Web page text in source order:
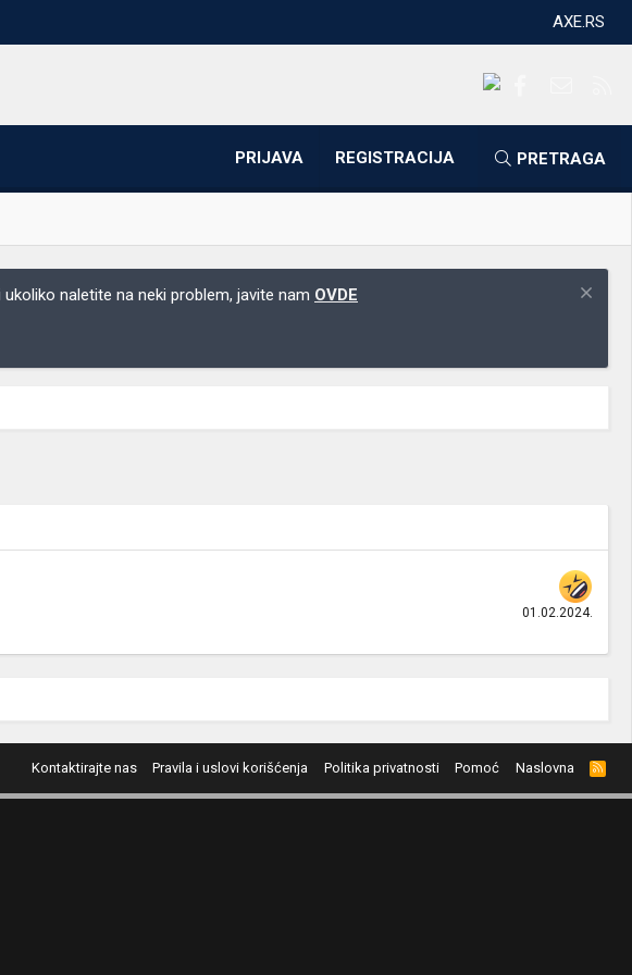
AXE.RS
PRIJAVA REGISTRACIJA PRETRAGA
naletite na neki problem, javite nam OVDE
01.02.2024.
Kontaktirajte nas Pravila i uslovi korišćenja Politika privatnosti Pomoć Naslovna
R
S
S